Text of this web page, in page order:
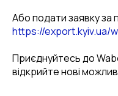
Або подати заявку за
https://export.kyiv.ua/
Приєднуйтесь до
відкрийте нові